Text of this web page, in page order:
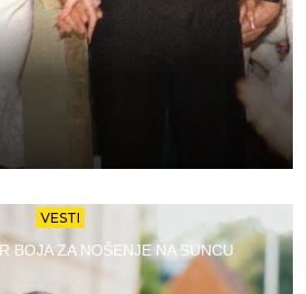
VESTI
BOJA ZA NOŠENJE NA SUNCU